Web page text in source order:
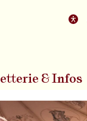
de la page
& Infos